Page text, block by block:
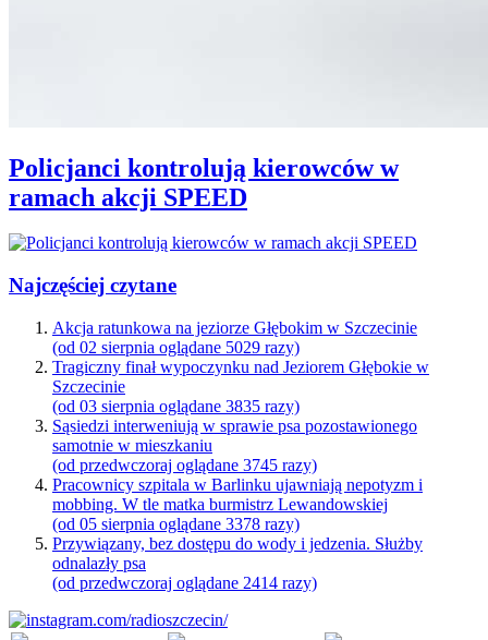
Policjanci kontrolują kierowców w
ramach akcji SPEED
Najczęściej czytane
Akcja ratunkowa na jeziorze Głębokim w Szczecinie
(od 02 sierpnia oglądane 5029 razy)
Tragiczny finał wypoczynku nad Jeziorem Głębokie w
Szczecinie
(od 03 sierpnia oglądane 3835 razy)
Sąsiedzi interweniują w sprawie psa pozostawionego
samotnie w mieszkaniu
(od przedwczoraj oglądane 3745 razy)
Pracownicy szpitala w Barlinku ujawniają nepotyzm i
mobbing. W tle matka burmistrz Lewandowskiej
(od 05 sierpnia oglądane 3378 razy)
Przywiązany, bez dostępu do wody i jedzenia. Służby
odnalazły psa
(od przedwczoraj oglądane 2414 razy)